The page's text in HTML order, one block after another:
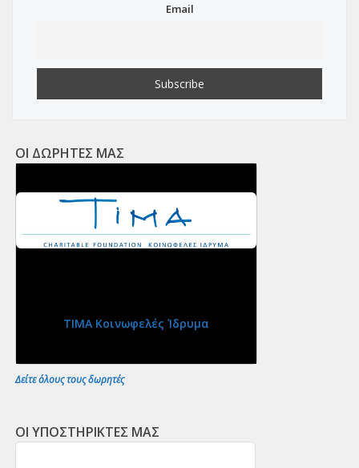
Email
ΟΙ ΔΩΡΗΤΕΣ ΜΑΣ
ΤΙΜΑ Κοινωφελές Ίδρυμα
Δείτε όλους τους δωρητές
ΟΙ ΥΠΟΣΤΗΡΙΚΤΕΣ ΜΑΣ